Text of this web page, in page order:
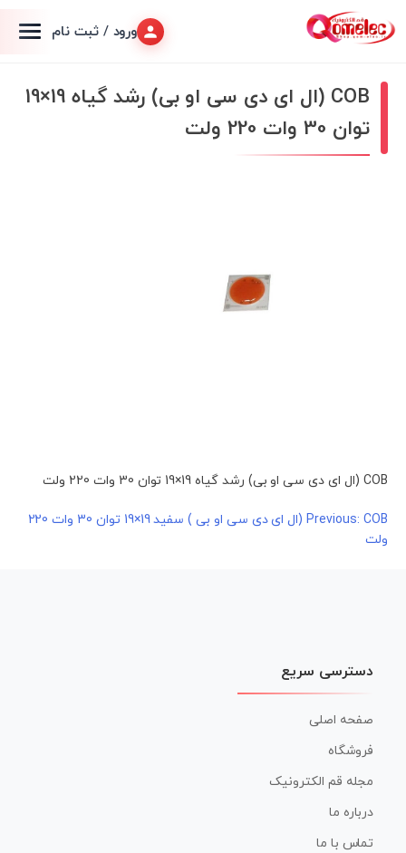
ورود / ثبت نام
COB (ال ای دی سی او بی) رشد گیاه 19×19
توان 30 وات 220 ولت
COB (ال ای دی سی او بی) رشد گیاه 19×19 توان 30 وات 220 ولت
راهبری
نوشته
Previous:
COB (ال ای دی سی او بی ) سفید 19×19 توان 30 وات 220
ولت
دسترسی سریع
صفحه اصلی
فروشگاه
مجله قم الکترونیک
درباره ما
تماس با ما